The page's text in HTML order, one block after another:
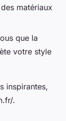
matériaux
que la
votre style
inspirantes,
.